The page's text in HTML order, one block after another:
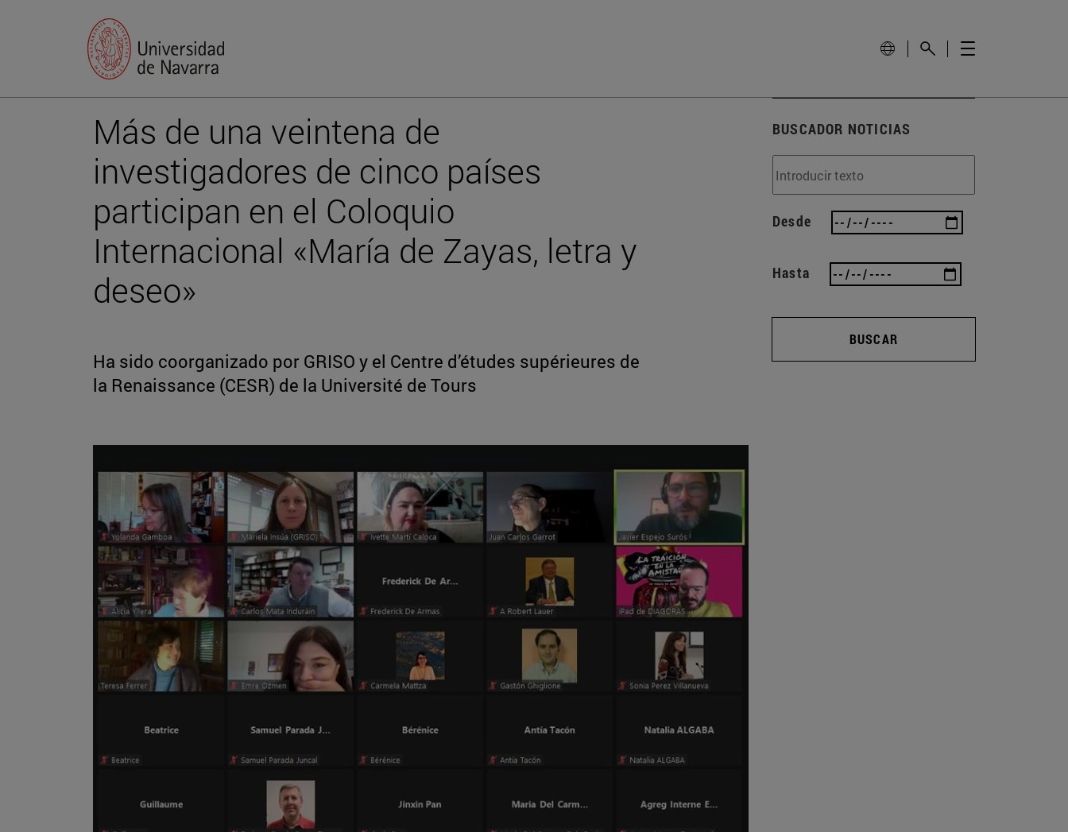
Más de una veintena de
investigadores de cinco países
participan en el Coloquio
Internacional «María de Zayas, letra y
deseo»
Ha sido coorganizado por GRISO y el Centre d’études supérieures de
la Renaissance (CESR) de la Université de Tours
BUSCADOR NOTICIAS
Desde
Hasta
BUSCAR